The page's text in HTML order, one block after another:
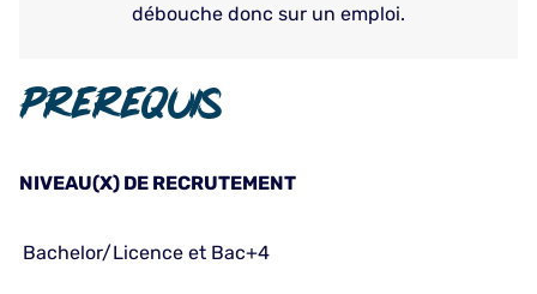
débouche donc sur un emploi.
Prerequis
NIVEAU(X) DE RECRUTEMENT
Bachelor/Licence et Bac+4